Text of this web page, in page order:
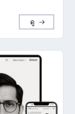
ดู